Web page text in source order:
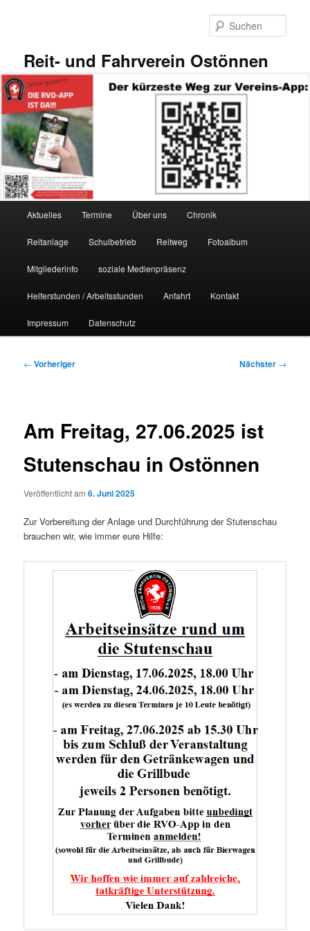
Reit- und Fahrverein Ostönnen
Aktuelles Termine Über uns Chronik
Reitanlage Schulbetrieb Reitweg Fotoalbum
Mitgliederinfo soziale Medienpräsenz
Helferstunden / Arbeitsstunden Anfahrt Kontakt
Impressum Datenschutz
Beitragsnavigation
← Vorheriger Nächster →
Am Freitag, 27.06.2025 ist
Stutenschau in Ostönnen
Veröffentlicht am6. Juni 2025
Zur Vorbereitung der Anlage und Durchführung der Stutenschau
brauchen wir, wie immer eure Hilfe: